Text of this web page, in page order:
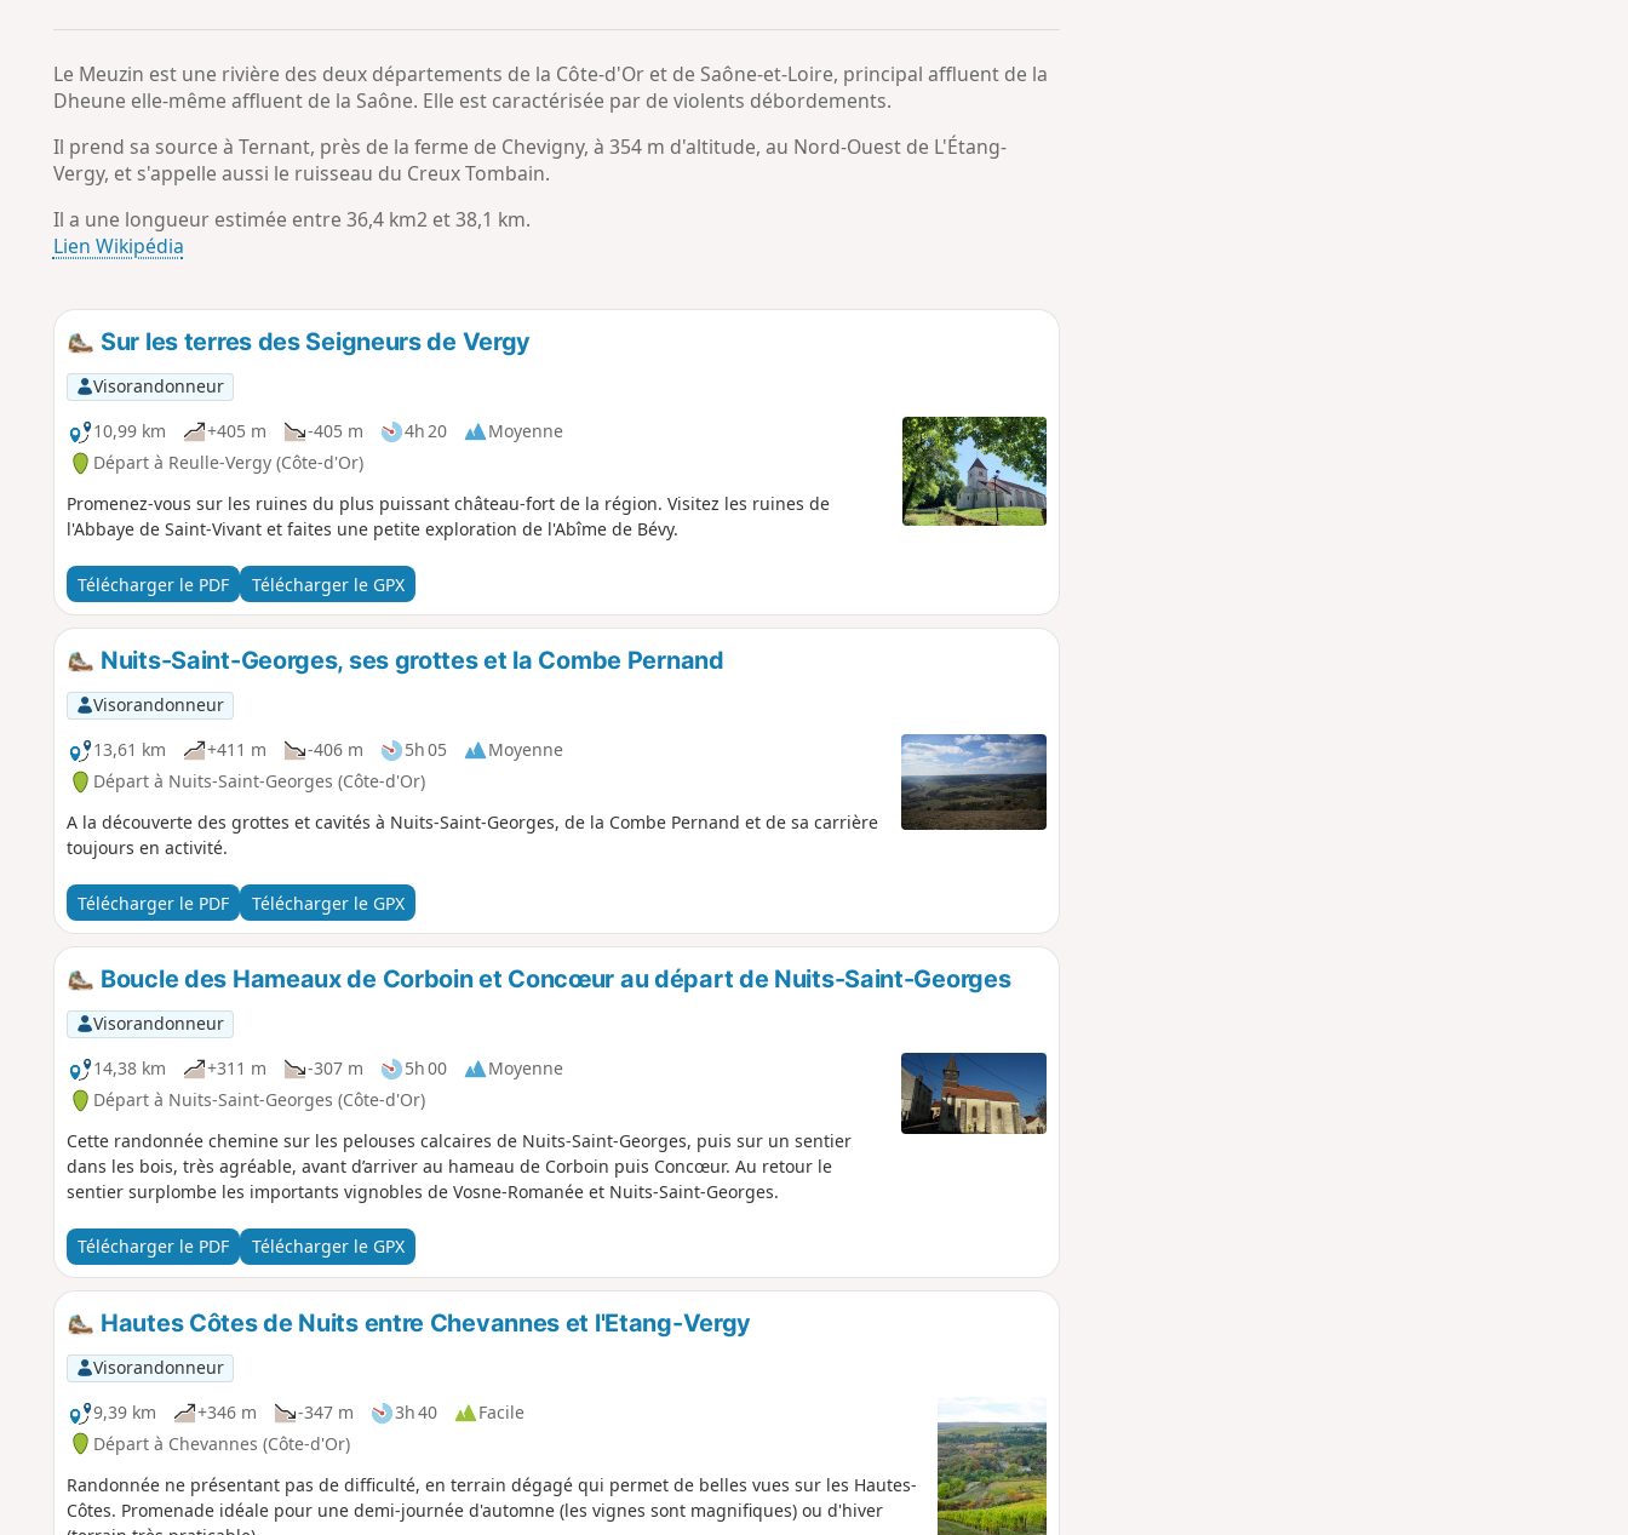
a
p
o
Le Meuzin est une rivière des deux départements de la Côte-d'Or et de Saône-et-Loire, principal affluent de la
Dheune elle-même affluent de la Saône. Elle est caractérisée par de violents débordements.
Il prend sa source à Ternant, près de la ferme de Chevigny, à 354 m d'altitude, au Nord-Ouest de L'Étang-
Vergy, et s'appelle aussi le ruisseau du Creux Tombain.
Il a une longueur estimée entre 36,4 km2 et 38,1 km.
Lien Wikipédia
Sur les terres des Seigneurs de Vergy
Visorandonneur
10,99 km
+405 m -405 m 4h 20
Moyenne
Départ à Reulle-Vergy (Côte-d'Or)
Promenez-vous sur les ruines du plus puissant château-fort de la région. Visitez les ruines de
l'Abbaye de Saint-Vivant et faites une petite exploration de l'Abîme de Bévy.
Télécharger le PDF Télécharger le GPX
Nuits-Saint-Georges, ses grottes et la Combe Pernand
Visorandonneur
13,61 km
+411 m -406 m 5h 05
Moyenne
Départ à Nuits-Saint-Georges (Côte-d'Or)
A la découverte des grottes et cavités à Nuits-Saint-Georges, de la Combe Pernand et de sa carrière
toujours en activité.
Télécharger le PDF Télécharger le GPX
Boucle des Hameaux de Corboin et Concœur au départ de Nuits-Saint-Georges
Visorandonneur
14,38 km
+311 m -307 m 5h 00
Moyenne
Départ à Nuits-Saint-Georges (Côte-d'Or)
Cette randonnée chemine sur les pelouses calcaires de Nuits-Saint-Georges, puis sur un sentier
dans les bois, très agréable, avant d’arriver au hameau de Corboin puis Concœur. Au retour le
sentier surplombe les importants vignobles de Vosne-Romanée et Nuits-Saint-Georges.
Télécharger le PDF Télécharger le GPX
Hautes Côtes de Nuits entre Chevannes et l'Etang-Vergy
Visorandonneur
9,39 km
+346 m -347 m 3h 40
Facile
Départ à Chevannes (Côte-d'Or)
Randonnée ne présentant pas de difficulté, en terrain dégagé qui permet de belles vues sur les Hautes-
Côtes. Promenade idéale pour une demi-journée d'automne (les vignes sont magnifiques) ou d'hiver